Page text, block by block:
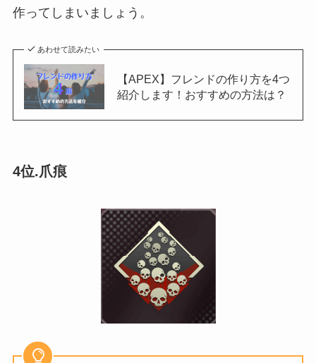
作ってしまいましょう。
あわせて読みたい
【APEX】フレンドの作り方を4つ
紹介します！おすすめの方法は？
4位.爪痕